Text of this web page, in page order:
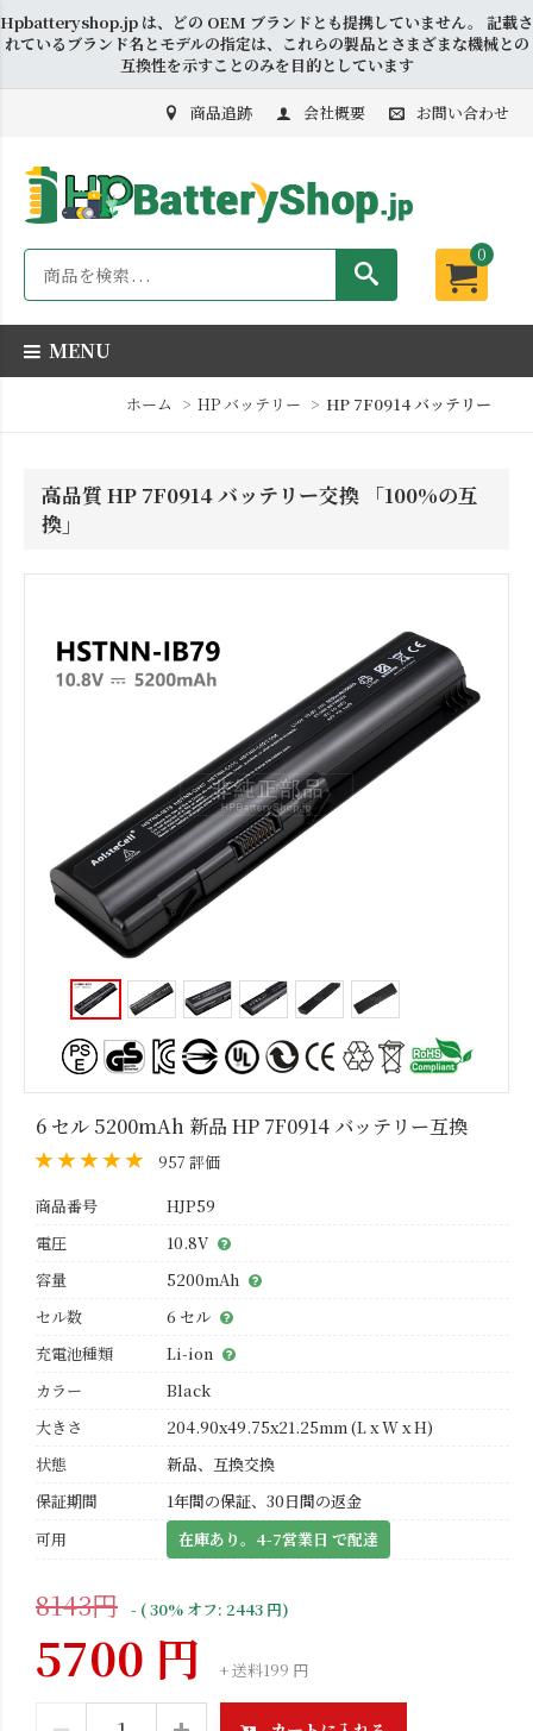
Hpbatteryshop.jp は、どの OEM ブランドとも提携していません。 記載さ
れているブランド名とモデルの指定は、これらの製品とさまざまな機械との
互換性を示すことのみを目的としています
商品追跡 会社概要 お問い合わせ
0
MENU
ホーム HP バッテリー HP 7F0914 バッテリー
高品質 HP 7F0914 バッテリー交換 「100%の互
換」
6 セル 5200mAh 新品 HP 7F0914 バッテリー互換
957 評価
商品番号
HJP59
電圧
10.8V
容量
5200mAh
セル数
6 セル
充電池種類
Li-ion
カラー
Black
大きさ
204.90x49.75x21.25mm (L x W x H)
状態
新品、互換交換
保証期間
1年間の保証、30日間の返金
可用
在庫あり。4-7営業日 で配達
8143円 - ( 30% オフ: 2443 円)
5700 円 + 送料199 円